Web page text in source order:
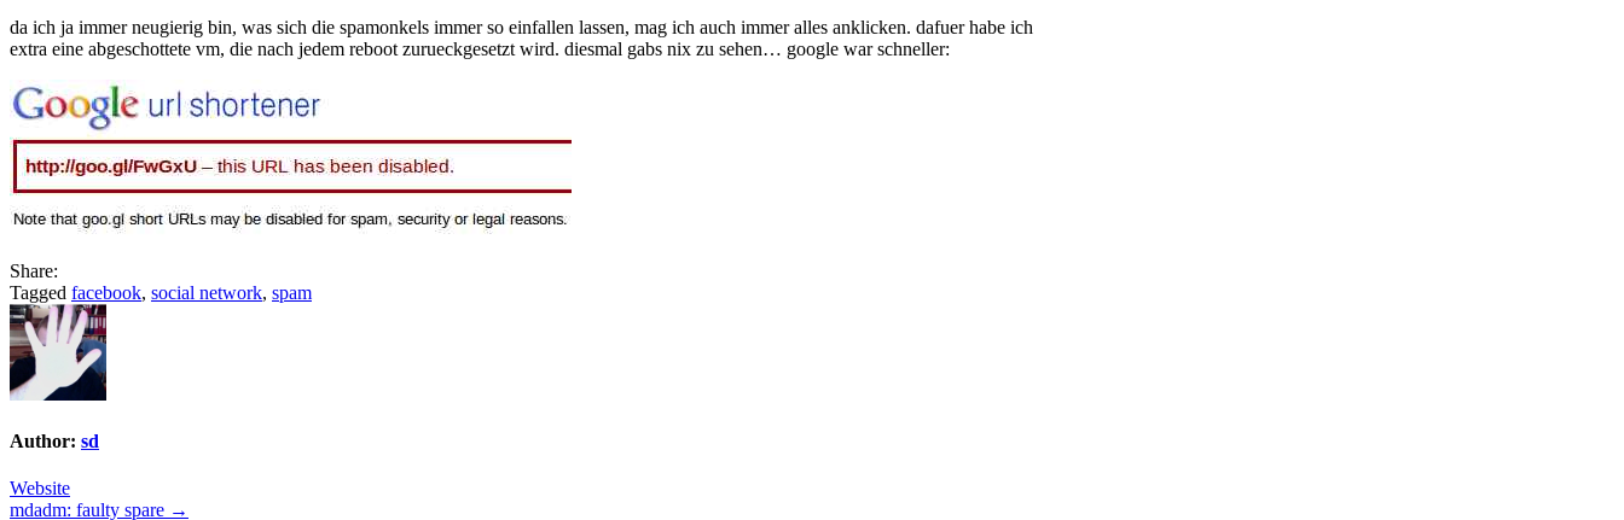
da ich ja immer neugierig bin, was sich die spamonkels immer so einfallen lassen, mag ich auch immer alles anklicken. dafuer habe ich
extra eine abgeschottete vm, die nach jedem reboot zurueckgesetzt wird. diesmal gabs nix zu sehen… google war schneller:
Share:
Tagged facebook, social network, spam
Author: sd
Website
mdadm: faulty spare →